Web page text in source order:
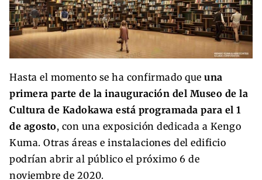
Hasta el momento se ha confirmado que una
primera parte de la inauguración del Museo de la
Cultura de Kadokawa está programada para el 1
de agosto, con una exposición dedicada a Kengo
Kuma. Otras áreas e instalaciones del edificio
podrían abrir al público el próximo 6 de
noviembre de 2020.